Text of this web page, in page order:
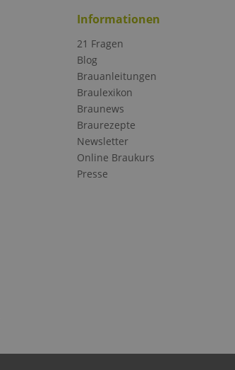
Informationen
21 Fragen
Blog
Brauanleitungen
Braulexikon
Braunews
Braurezepte
Newsletter
Online Braukurs
Presse